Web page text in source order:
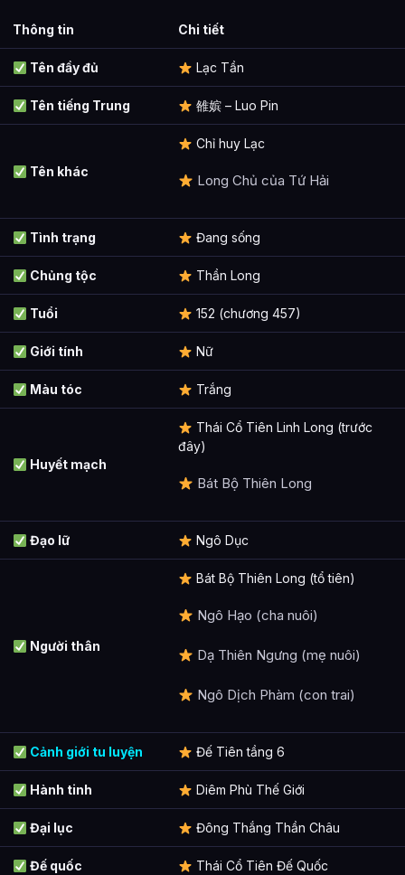
Thông tin Chi tiết
Tên đầy đủ Lạc Tần
Tên tiếng Trung 雒嫔 – Luo Pin
Tên khác
Chỉ huy Lạc
Long Chủ của Tứ Hải
Tình trạng Đang sống
Chủng tộc Thần Long
Tuổi 152 (chương 457)
Giới tính Nữ
Màu tóc Trắng
Huyết mạch
Thái Cổ Tiên Linh Long (trước
đây)
Bát Bộ Thiên Long
Đạo lữ Ngô Dục
Người thân
Bát Bộ Thiên Long (tổ tiên)
Ngô Hạo (cha nuôi)
Dạ Thiên Ngưng (mẹ nuôi)
Ngô Dịch Phàm (con trai)
Cảnh giới tu luyện Đế Tiên tầng 6
Hành tinh Diêm Phù Thế Giới
Đại lục Đông Thắng Thần Châu
Đế quốc Thái Cổ Tiên Đế Quốc